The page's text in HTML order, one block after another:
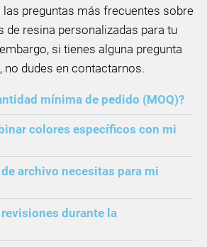
preguntas más frecuentes sobre
de resina personalizadas para tu
si tienes alguna pregunta
no dudes en contactarnos.
mínima de pedido (MOQ)?
colores específicos con mi
archivo necesitas para mi
durante la